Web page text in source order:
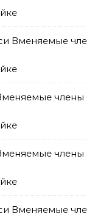
Вменяемые
члены
члены
Вменяемые